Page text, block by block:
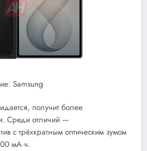
Samsung
получит более
Среди отличий —
с трёхкратным оптическим зумом
мА·ч.